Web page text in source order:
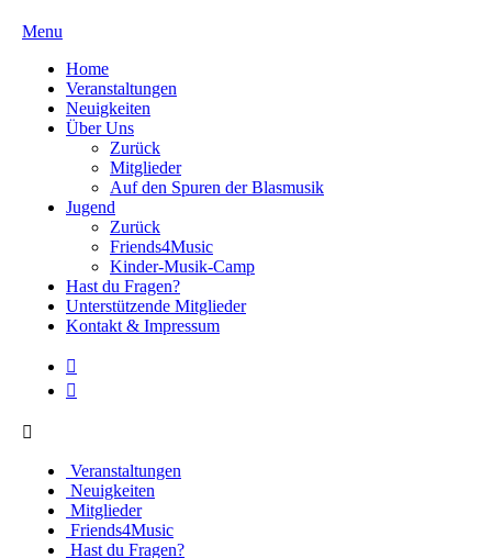
Menu
Home
Veranstaltungen
Neuigkeiten
Über Uns
Zurück
Mitglieder
Auf den Spuren der Blasmusik
Jugend
Zurück
Friends4Music
Kinder-Musik-Camp
Hast du Fragen?
Unterstützende Mitglieder
Kontakt & Impressum
Veranstaltungen
Neuigkeiten
Mitglieder
Friends4Music
Hast du Fragen?